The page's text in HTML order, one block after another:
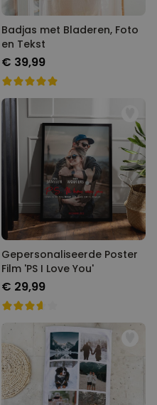
Badjas met Bladeren, Foto
en Tekst
€ 39,99
Gepersonaliseerde Poster
Film 'PS I Love You'
€ 29,99